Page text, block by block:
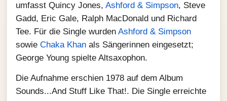
umfasst Quincy Jones, Ashford & Simpson, Steve
Gadd, Eric Gale, Ralph MacDonald und Richard
Tee. Für die Single wurden Ashford & Simpson
sowie Chaka Khan als Sängerinnen eingesetzt;
George Young spielte Altsaxophon.
Die Aufnahme erschien 1978 auf dem Album
Sounds...And Stuff Like That!. Die Single erreichte